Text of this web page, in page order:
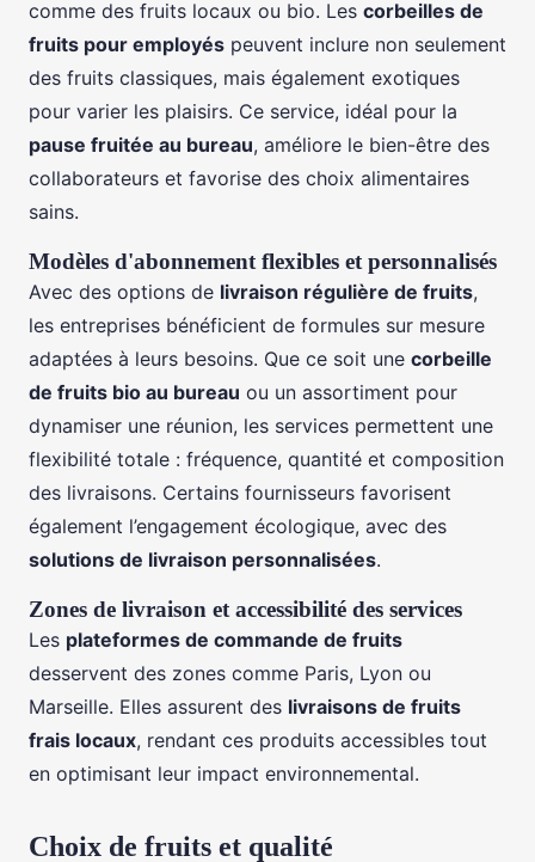
comme des fruits locaux ou bio. Les corbeilles de
fruits pour employés peuvent inclure non seulement
des fruits classiques, mais également exotiques
pour varier les plaisirs. Ce service, idéal pour la
pause fruitée au bureau, améliore le bien-être des
collaborateurs et favorise des choix alimentaires
sains.
Modèles d'abonnement flexibles et personnalisés
Avec des options de livraison régulière de fruits,
les entreprises bénéficient de formules sur mesure
adaptées à leurs besoins. Que ce soit une corbeille
de fruits bio au bureau ou un assortiment pour
dynamiser une réunion, les services permettent une
flexibilité totale : fréquence, quantité et composition
des livraisons. Certains fournisseurs favorisent
également l’engagement écologique, avec des
solutions de livraison personnalisées.
Zones de livraison et accessibilité des services
Les plateformes de commande de fruits
desservent des zones comme Paris, Lyon ou
Marseille. Elles assurent des livraisons de fruits
frais locaux, rendant ces produits accessibles tout
en optimisant leur impact environnemental.
Choix de fruits et qualité